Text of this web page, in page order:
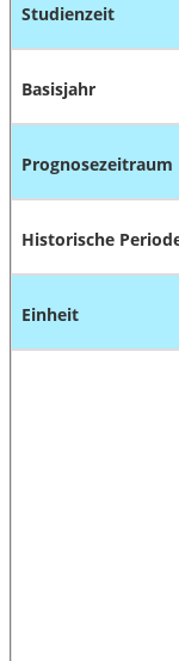
Studienzeit
Basisjahr
Prognosezeitraum
Historische
Einheit